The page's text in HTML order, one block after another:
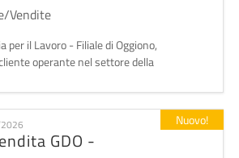
Vendite
per il Lavoro - Filiale di Oggiono,
operante nel settore della
A COMMERCIALE JUNIOR
gestire le diverse azioni
le richieste dei clienti e
- monitorare
e garantire un
GDO -
Nuovo!